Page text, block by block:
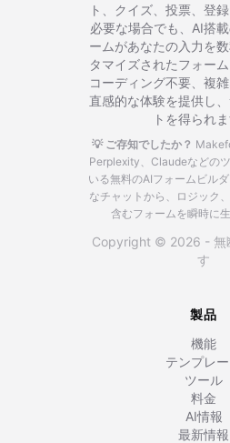
ト、クイズ、投票、登
必要な場合でも、AI搭
ームがあなたの入力を
タマイズされたフォーム
コーディング不要、複雑
直感的な体験を提供し
トを得られま
💡 ご存知でしたか？
Perplexity、Claudeなどの
いる無料のAIフォームビルダ
なチャットから、ロジック
含むフォームを瞬時に生
Copyright © 2026 - 無
す
製品
機能
テンプレー
ツール
料金
AI情報
最新情報